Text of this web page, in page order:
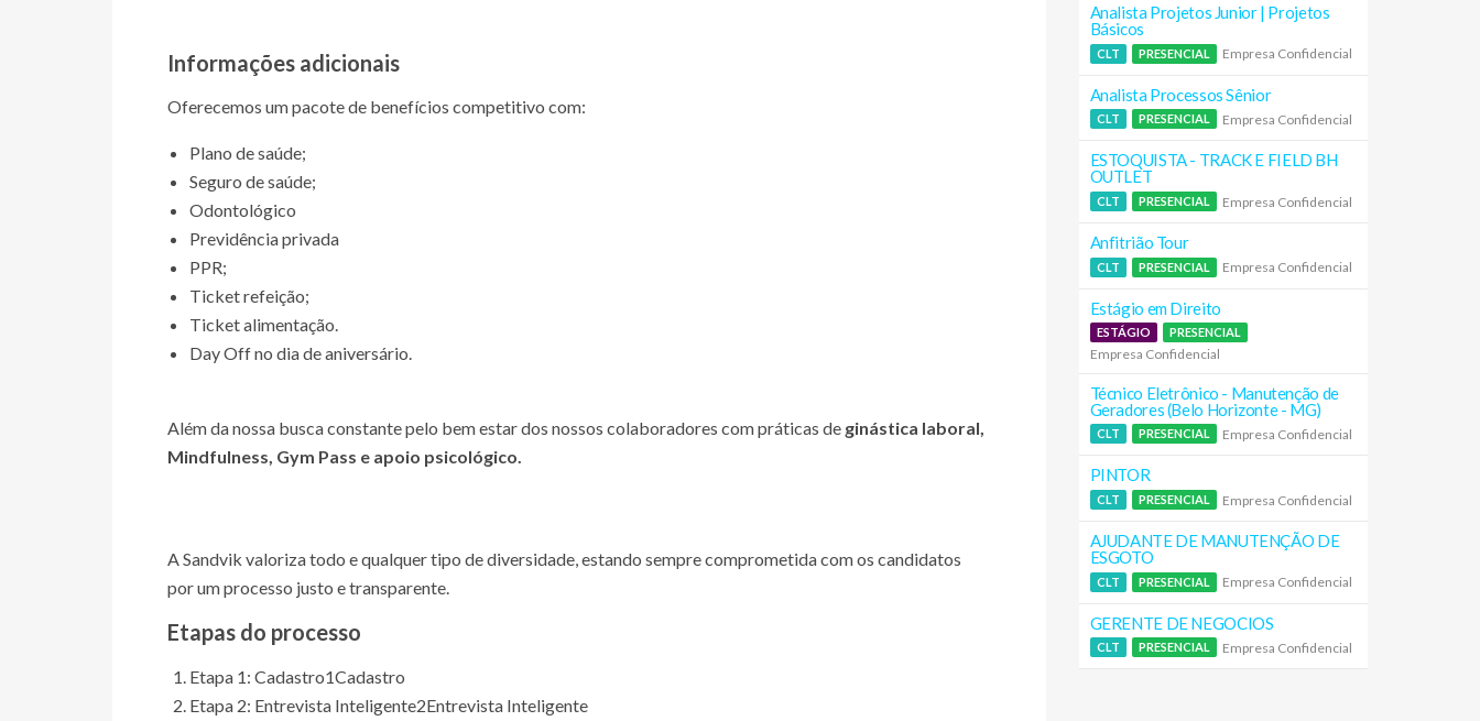
Informações adicionais
Oferecemos um pacote de benefícios competitivo com:
Plano de saúde;
Seguro de saúde;
Odontológico
Previdência privada
PPR;
Ticket refeição;
Ticket alimentação.
Day Off no dia de aniversário.
Além da nossa busca constante pelo bem estar dos nossos colaboradores com práticas de ginástica laboral,
Mindfulness, Gym Pass e apoio psicológico.
A Sandvik valoriza todo e qualquer tipo de diversidade, estando sempre comprometida com os candidatos
por um processo justo e transparente.
Etapas do processo
Etapa 1: Cadastro1Cadastro
Etapa 2: Entrevista Inteligente2Entrevista Inteligente
Analista Projetos Junior | Projetos
Básicos
CLT PRESENCIAL Empresa Confidencial
Analista Processos Sênior
CLT PRESENCIAL Empresa Confidencial
ESTOQUISTA - TRACK E FIELD BH
OUTLET
CLT PRESENCIAL Empresa Confidencial
Anfitrião Tour
CLT PRESENCIAL Empresa Confidencial
Estágio em Direito
ESTÁGIO PRESENCIAL
Empresa Confidencial
Técnico Eletrônico - Manutenção de
Geradores (Belo Horizonte - MG)
CLT PRESENCIAL Empresa Confidencial
PINTOR
CLT PRESENCIAL Empresa Confidencial
AJUDANTE DE MANUTENÇÃO DE
ESGOTO
CLT PRESENCIAL Empresa Confidencial
GERENTE DE NEGOCIOS
CLT PRESENCIAL Empresa Confidencial